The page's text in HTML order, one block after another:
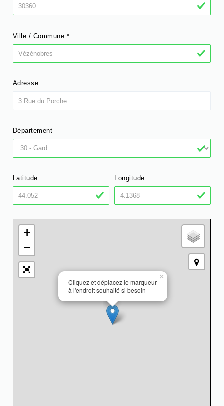
Ville / Commune *
Adresse
Département
Latitude Longitude
Cliquez et déplacez le marqueur
à l'endroit souhaité si besoin
×
+
−